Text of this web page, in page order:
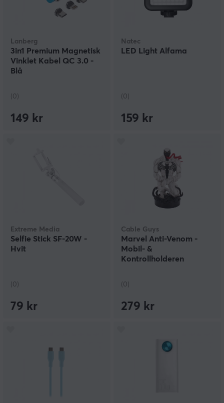
Lanberg
3in1 Premium Magnetisk
Vinklet Kabel QC 3.0 -
Blå
(0)
149 kr
Natec
LED Light Alfama
(0)
159 kr
Extreme Media
Selfie Stick SF-20W -
Hvit
(0)
79 kr
Cable Guys
Marvel Anti-Venom -
Mobil- &
Kontrollholderen
(0)
279 kr